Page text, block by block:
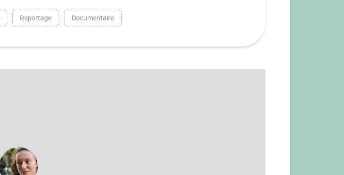
Reportage Documentaire